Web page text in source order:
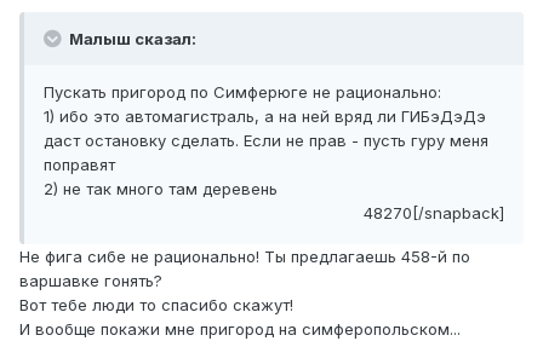
Малыш сказал:
Пускать пригород по Симферюге не рационально:
1) ибо это автомагистраль, а на ней вряд ли ГИБэДэДэ
даст остановку сделать. Если не прав - пусть гуру меня
поправят
2) не так много там деревень
48270[/snapback]
Не фига сибе не рационально! Ты предлагаешь 458-й по
варшавке гонять?
Вот тебе люди то спасибо скажут!
И вообще покажи мне пригород на симферопольском...